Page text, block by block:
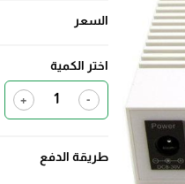
السعر
اختر الكمية
-
+
طريقة الدفع